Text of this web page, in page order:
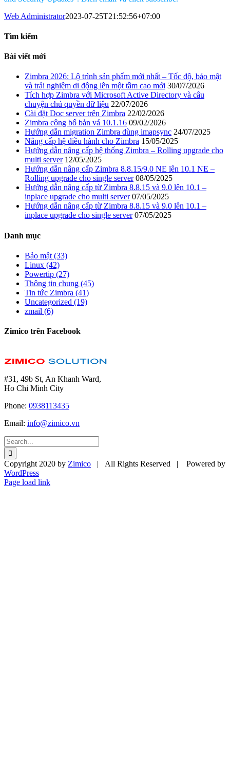
Web Administrator2023-07-25T21:52:56+07:00
Tìm kiếm
Bài viết mới
Zimbra 2026: Lộ trình sản phẩm mới nhất – Tốc độ, bảo mật
và trải nghiệm di động lên một tầm cao mới 30/07/2026
Tích hợp Zimbra với Microsoft Active Directory và câu
chuyện chủ quyền dữ liệu 22/07/2026
Cài đặt Doc server trên Zimbra 22/02/2026
Zimbra công bố bản vá 10.1.16 09/02/2026
Hướng dẫn migration Zimbra dùng imapsync 24/07/2025
Nâng cấp hệ điều hành cho Zimbra 15/05/2025
Hướng dẫn nâng cấp hệ thống Zimbra – Rolling upgrade cho
multi server 12/05/2025
Hướng dẫn nâng cấp Zimbra 8.8.15/9.0 NE lên 10.1 NE –
Rolling upgrade cho single server 08/05/2025
Hướng dẫn nâng cấp từ Zimbra 8.8.15 và 9.0 lên 10.1 –
inplace upgrade cho multi server 07/05/2025
Hướng dẫn nâng cấp từ Zimbra 8.8.15 và 9.0 lên 10.1 –
inplace upgrade cho single server 07/05/2025
Danh mục
Bảo mật (33)
Linux (42)
Powertip (27)
Thông tin chung (45)
Tin tức Zimbra (41)
Uncategorized (19)
zmail (6)
Zimico trên Facebook
#31, 49b St, An Khanh Ward,
Ho Chi Minh City
Phone: 0938113435
Email: info@zimico.vn
Search
for:
Copyright 2020 by Zimico | All Rights Reserved | Powered by
WordPress
Facebook
Twitter
Page load link